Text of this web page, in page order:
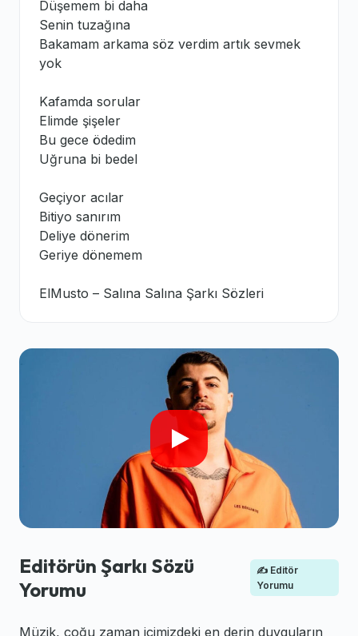
Düşemem bi daha
Senin tuzağına
Bakamam arkama söz verdim artık sevmek
yok
Kafamda sorular
Elimde şişeler
Bu gece ödedim
Uğruna bi bedel
Geçiyor acılar
Bitiyo sanırım
Deliye dönerim
Geriye dönemem
ElMusto – Salına Salına Şarkı Sözleri
Editörün Şarkı Sözü
Yorumu
✍️ Editör
Yorumu
Müzik, çoğu zaman içimizdeki en derin duyguların